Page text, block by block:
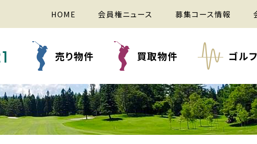
HOME 会員権ニュース 募集コース情報
売り物件 買取物件 ゴル